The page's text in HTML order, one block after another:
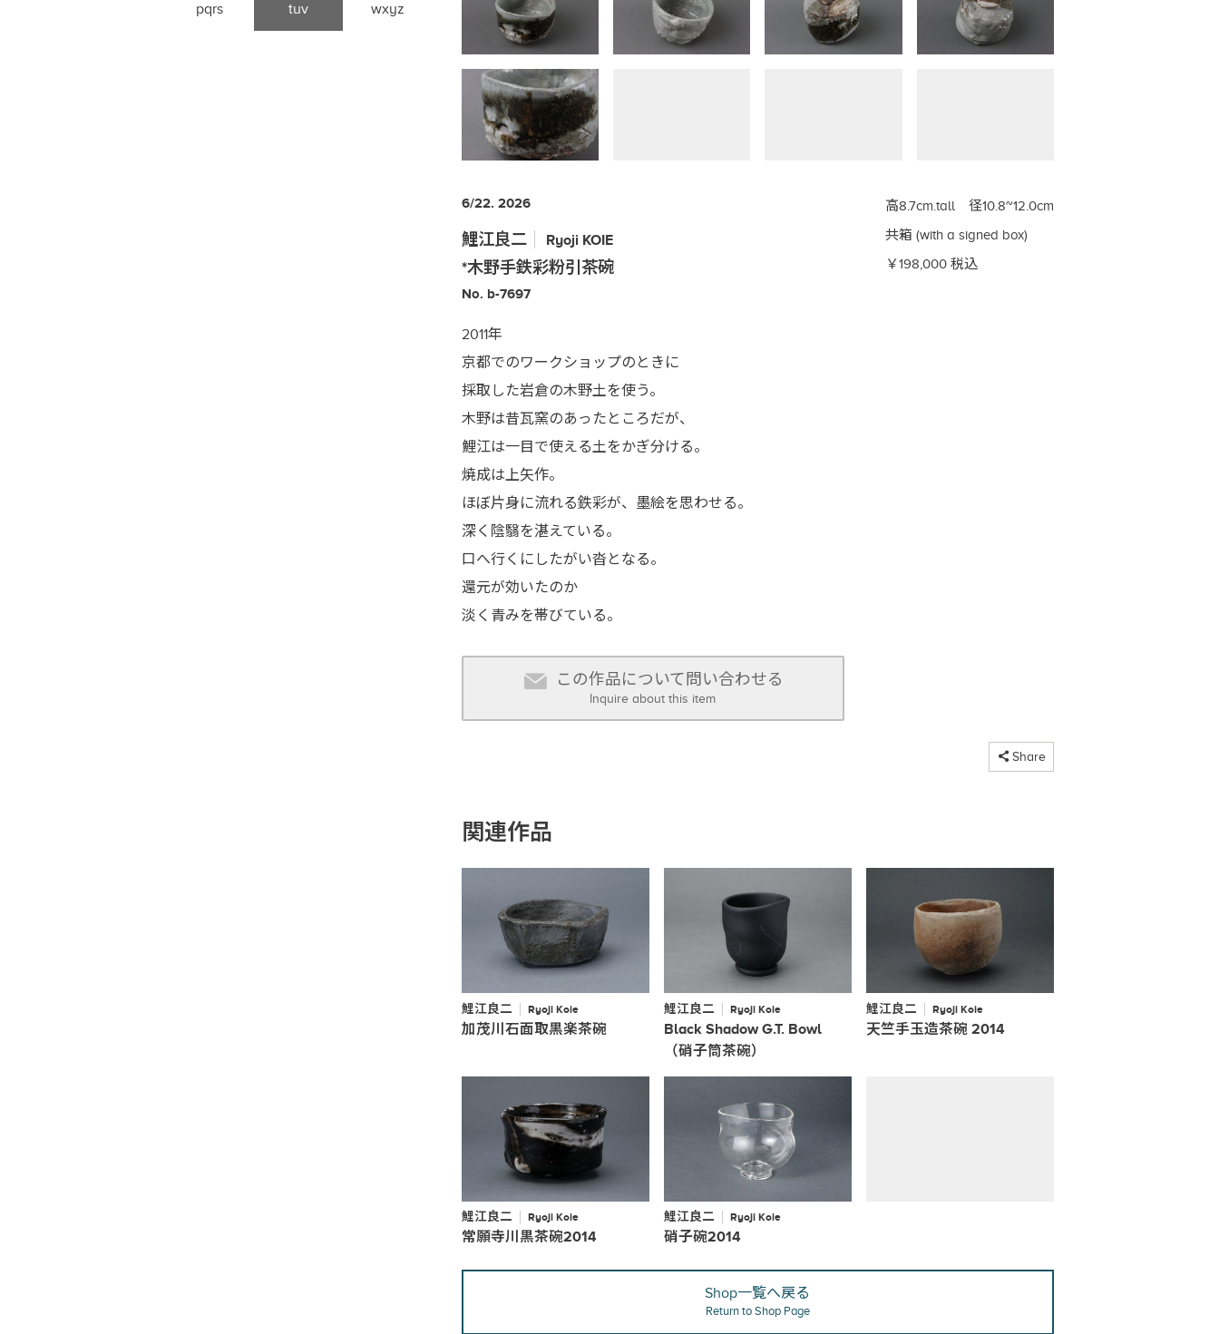
pqrs tuv wxyz
6/22. 2026
鯉江良二 Ryoji KOIE
*木野手鉄彩粉引茶碗
No. b-7697
高8.7cm.tall 径10.8~12.0cm
共箱 (with a signed box)
￥198,000 税込
2011年
京都でのワークショップのときに
採取した岩倉の木野土を使う。
木野は昔瓦窯のあったところだが、
鯉江は一目で使える土をかぎ分ける。
焼成は上矢作。
ほぼ片身に流れる鉄彩が、墨絵を思わせる。
深く陰翳を湛えている。
口へ行くにしたがい沓となる。
還元が効いたのか
淡く青みを帯びている。
この作品について問い合わせる
Inquire about this item
Share
コピーしました
関連作品
鯉江良二 Ryoji Koie
加茂川石面取黒楽茶碗
鯉江良二 Ryoji Koie
Black Shadow G.T. Bowl
（硝子筒茶碗）
鯉江良二 Ryoji Koie
天竺手玉造茶碗 2014
鯉江良二 Ryoji Koie
常願寺川黒茶碗2014
鯉江良二 Ryoji Koie
硝子碗2014
Shop一覧へ戻る
Return to Shop Page